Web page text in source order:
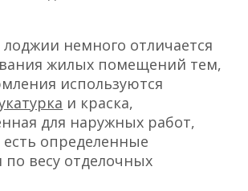
немного отличается
жилых помещений тем,
используются
и краска,
для наружных работ,
есть определенные
по весу отделочных